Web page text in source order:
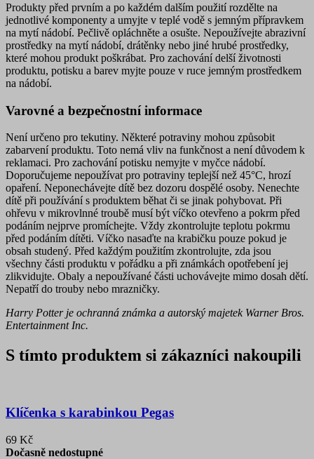
Produkty před prvním a po každém dalším použití rozdělte na
jednotlivé komponenty a umyjte v teplé vodě s jemným přípravkem
na mytí nádobí. Pečlivě opláchněte a osušte. Nepoužívejte abrazivní
prostředky na mytí nádobí, drátěnky nebo jiné hrubé prostředky,
které mohou produkt poškrábat. Pro zachování delší životnosti
produktu, potisku a barev myjte pouze v ruce jemným prostředkem
na nádobí.
Varovné a bezpečnostní informace
Není určeno pro tekutiny. Některé potraviny mohou způsobit
zabarvení produktu. Toto nemá vliv na funkčnost a není důvodem k
reklamaci. Pro zachování potisku nemyjte v myčce nádobí.
Doporučujeme nepoužívat pro potraviny teplejší než 45°C, hrozí
opaření. Neponechávejte dítě bez dozoru dospělé osoby. Nenechte
dítě při používání s produktem běhat či se jinak pohybovat. Při
ohřevu v mikrovlnné troubě musí být víčko otevřeno a pokrm před
podáním nejprve promíchejte. Vždy zkontrolujte teplotu pokrmu
před podáním dítěti. Víčko nasaďte na krabičku pouze pokud je
obsah studený. Před každým použitím zkontrolujte, zda jsou
všechny části produktu v pořádku a při známkách opotřebení jej
zlikvidujte. Obaly a nepoužívané části uchovávejte mimo dosah dětí.
Nepatří do trouby nebo mrazničky.
Harry Potter je ochranná známka a autorský majetek Warner Bros.
Entertainment Inc.
S tímto produktem si zákazníci nakoupili
Klíčenka s karabinkou Pegas
69 Kč
Dočasně nedostupné